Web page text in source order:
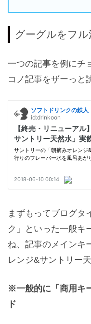
グーグルをフル
一つの記事を例にチ
コノ記事をザーっと
まずもってブログタ
ク」といった一般キ
ね、記事のメインキ
レンジ&サントリー
※一般的に「商用キ
ド